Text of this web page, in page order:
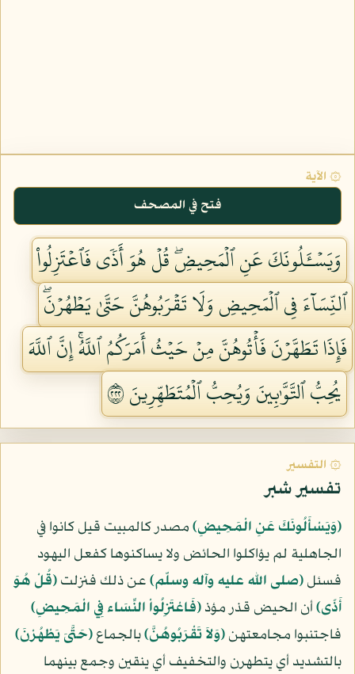
۞ الآية
فتح في المصحف
وَيَسۡـَٔلُونَكَ عَنِ ٱلۡمَحِيضِۖ قُلۡ هُوَ أَذٗى فَٱعۡتَزِلُواْ
ٱلنِّسَآءَ فِي ٱلۡمَحِيضِ وَلَا تَقۡرَبُوهُنَّ حَتَّىٰ يَطۡهُرۡنَۖ
فَإِذَا تَطَهَّرۡنَ فَأۡتُوهُنَّ مِنۡ حَيۡثُ أَمَرَكُمُ ٱللَّهُۚ إِنَّ ٱللَّهَ
يُحِبُّ ٱلتَّوَّٰبِينَ وَيُحِبُّ ٱلۡمُتَطَهِّرِينَ ٢٢٢
۞ التفسير
تفسير شبر
﴿وَيَسْأَلُونَكَ عَنِ الْمَحِيضِ﴾مصدر كالمبيت قيل كانوا في
الجاهلية لم يؤاكلوا الحائض ولا يساكنوها كفعل اليهود
فسئل(صلى الله عليه وآله وسلّم)عن ذلك فنزلت﴿قُلْ هُوَ
أَذًى﴾أن الحيض قذر مؤذ﴿فَاعْتَزِلُواْ النِّسَاء فِي الْمَحِيضِ﴾
فاجتنبوا مجامعتهن﴿وَلاَ تَقْرَبُوهُنَّ﴾بالجماع﴿حَتَّىَ يَطْهُرْنَ﴾
بالتشديد أي يتطهرن والتخفيف أي ينقين وجمع بينهما